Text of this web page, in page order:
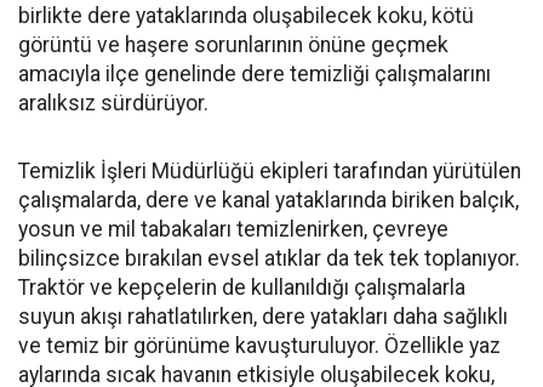
birlikte dere yataklarında oluşabilecek koku, kötü
görüntü ve haşere sorunlarının önüne geçmek
amacıyla ilçe genelinde dere temizliği çalışmalarını
aralıksız sürdürüyor.
Temizlik İşleri Müdürlüğü ekipleri tarafından yürütülen
çalışmalarda, dere ve kanal yataklarında biriken balçık,
yosun ve mil tabakaları temizlenirken, çevreye
bilinçsizce bırakılan evsel atıklar da tek tek toplanıyor.
Traktör ve kepçelerin de kullanıldığı çalışmalarla
suyun akışı rahatlatılırken, dere yatakları daha sağlıklı
ve temiz bir görünüme kavuşturuluyor. Özellikle yaz
aylarında sıcak havanın etkisiyle oluşabilecek koku,